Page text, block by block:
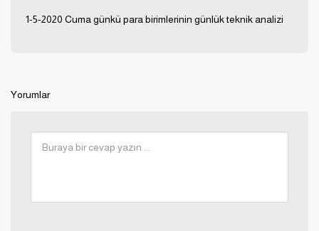
1-5-2020 Cuma günkü para birimlerinin günlük teknik analizi
Yorumlar